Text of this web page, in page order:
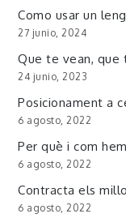
Como usar un
27 junio, 2024
Que te vean, que
24 junio, 2023
Posicionament a
6 agosto, 2022
Per què i com
6 agosto, 2022
Contracta els
6 agosto, 2022